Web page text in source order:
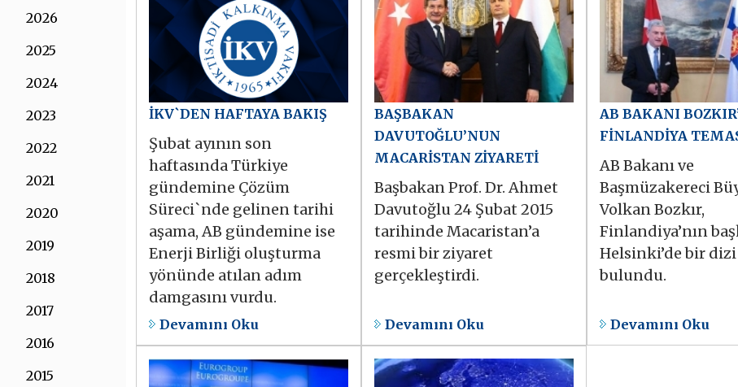
2026
2025
2024
2023
2022
2021
2020
2019
2018
2017
2016
2015
İKV`DEN HAFTAYA BAKIŞ
Şubat ayının son
haftasında Türkiye
gündemine Çözüm
Süreci`nde gelinen tarihi
aşama, AB gündemine ise
Enerji Birliği oluşturma
yönünde atılan adım
damgasını vurdu.
Devamını Oku
BAŞBAKAN
DAVUTOĞLU’NUN
MACARİSTAN ZİYARETİ
Başbakan Prof. Dr. Ahmet
Davutoğlu 24 Şubat 2015
tarihinde Macaristan’a
resmi bir ziyaret
gerçekleştirdi.
Devamını Oku
AB BAKANI
FİNLANDİYA
AB Bakanı ve
Başmüzakereci
Volkan Bozkır,
Finlandiya’nın
Helsinki’de bir
bulundu.
Devamını Oku